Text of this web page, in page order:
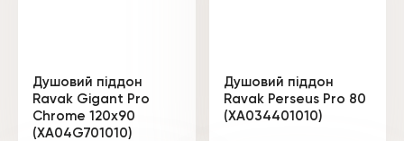
Душовий піддон
Ravak Gigant Pro
Chrome 120х90
(XA04G701010)
Душовий піддон
Ravak Perseus Pro 80
(XA034401010)